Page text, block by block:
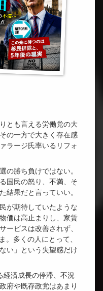
有とも言える労働党の大
の一方で大きく存在感
ラージ氏率いるリフォ
の勝ち負けではない。
国民の怒り、不満、そ
結果だと言っていい。
が期待していたような
価は高止まりし、家賃
ービスは改善されず、
。多くの人にとって、
い」という失望感だけ
経済成長の停滞、不況
府や既存政党はあまり